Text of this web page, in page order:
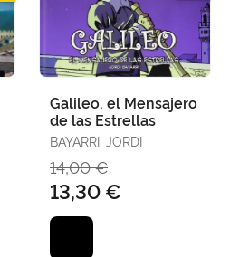
Galileo, el Mensajero
de las Estrellas
BAYARRI, JORDI
14,00 €
13,30 €